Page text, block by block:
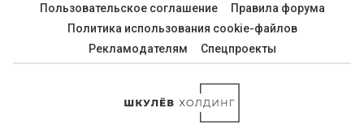
Пользовательское соглашение
Правила форума
Политика использования cookie-файлов
Рекламодателям
Спецпроекты